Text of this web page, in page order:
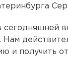
сегодняшней
Нам
и получить